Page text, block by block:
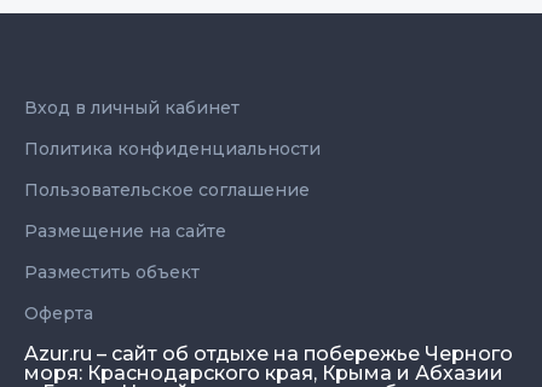
Azur.ru – сайт об отдыхе на побережье Черного
моря: Краснодарского края, Крыма и Абхазии
Вход в личный кабинет
Политика конфиденциальности
Пользовательское соглашение
Размещение на сайте
Разместить объект
Оферта